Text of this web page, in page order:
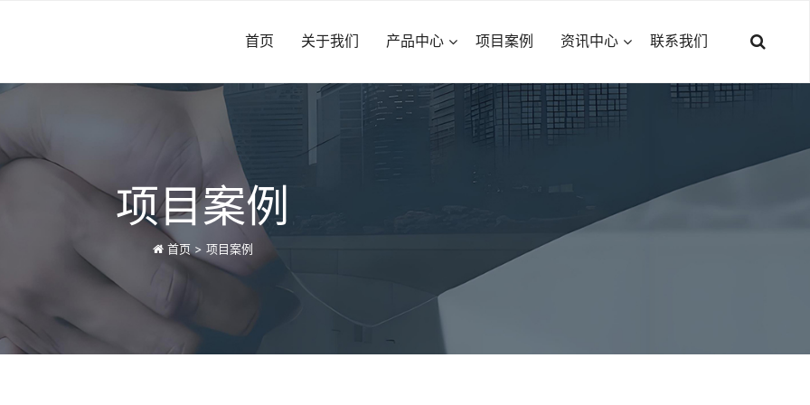
首页 关于我们 产品中心 项目案例 资讯中心 联系我们
项目案例
首页 > 项目案例